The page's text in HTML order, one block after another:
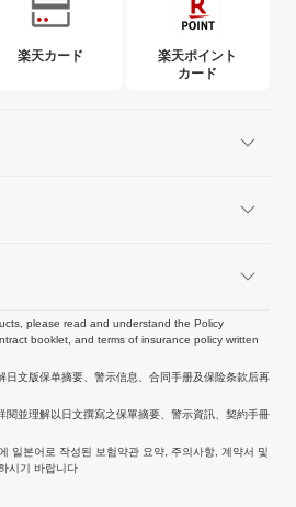
楽天カード
楽天ポイント
カード
please read and understand the Policy
booklet, and terms of insurance policy written
日文版保单摘要、警示信息、合同手册及保险条款后再
閱並理解以日文撰寫之保單摘要、警示資訊、契約手冊
일본어로 작성된 보험약관 요약, 주의사항, 계약서 및
시기 바랍니다